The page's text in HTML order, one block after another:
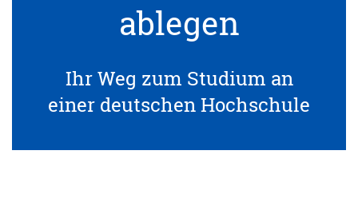
ablegen
Ihr Weg zum Studium an
einer deutschen Hochschule